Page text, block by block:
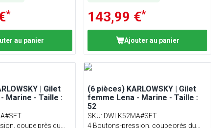
*
au panier
143,99 €*
Ajouter au panier
| Gilet
Marine - Taille :
coupe près du
(6 pièces) KARLOWSKY | Gilet
femme Lena - Marine - Taille :
52
SKU: DWLK52MA#SET
4 Boutons-pression, coupe près du